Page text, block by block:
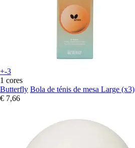
+-3
1 cores
Butterfly Bola de ténis de mesa Large (x3)
€ 7,66